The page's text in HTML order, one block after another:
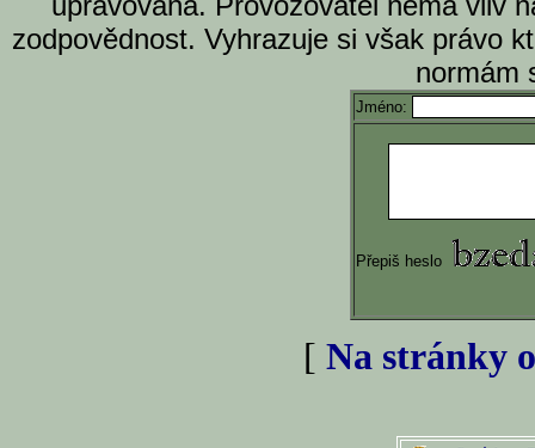
zodpovědnost. Vyhrazuje si však právo
normám
Jméno:
Přepiš heslo
[ Na stránky